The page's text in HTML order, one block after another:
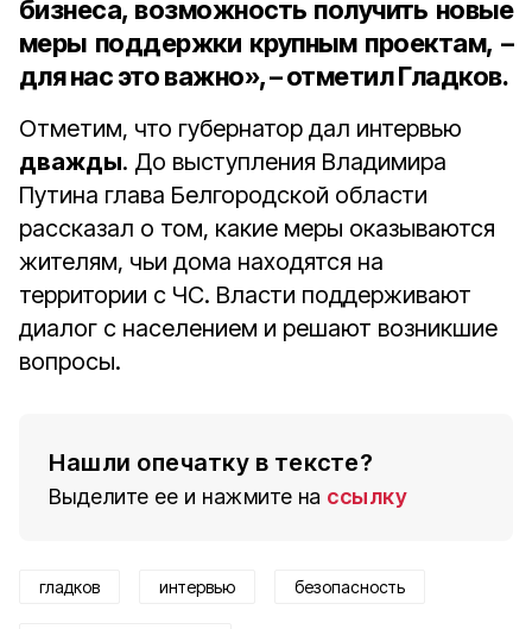
бизнеса, возможность получить новые
меры поддержки крупным проектам, –
для нас это важно», – отметил Гладков.
Отметим, что губернатор дал интервью
дважды. До выступления Владимира
Путина глава Белгородской области
рассказал о том, какие меры оказываются
жителям, чьи дома находятся на
территории с ЧС. Власти поддерживают
диалог с населением и решают возникшие
вопросы.
Нашли опечатку в тексте?
Выделите ее и нажмите на ссылку
гладков интервью безопасность